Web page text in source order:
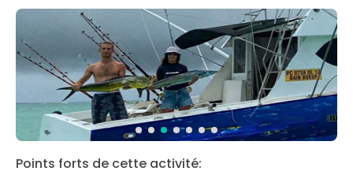
Points forts de cette activité: